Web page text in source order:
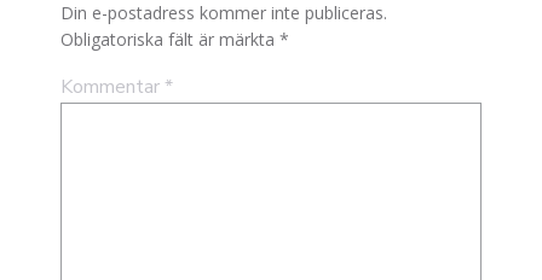
Din e-postadress kommer inte publiceras.
Obligatoriska fält är märkta *
Kommentar*